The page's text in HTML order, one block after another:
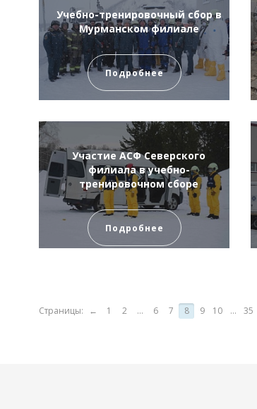
Учебно-тренировочный сбор в
Мурманском филиале
Подробнее
Участие АСФ Северского
филиала в учебно-
тренировочном сборе
Подробнее
Страницы: ← 1 2 ... 6 7 8 9 10 ... 35